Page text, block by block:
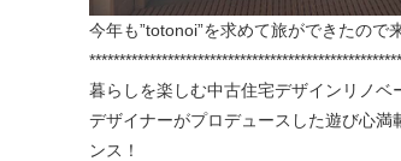
今年も”totonoi”を求めて旅ができたので
暮らしを楽しむ中古住宅デザインリノベ
デザイナーがプロデュースした遊び心
ンス！